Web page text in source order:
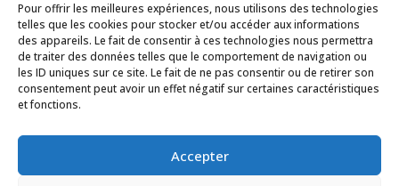
Pour offrir les meilleures expériences, nous utilisons des technologies
telles que les cookies pour stocker et/ou accéder aux informations
des appareils. Le fait de consentir à ces technologies nous permettra
de traiter des données telles que le comportement de navigation ou
les ID uniques sur ce site. Le fait de ne pas consentir ou de retirer son
consentement peut avoir un effet négatif sur certaines caractéristiques
et fonctions.
Accepter
Newsletter
Je m’abonne à la Newsletter Doc Med 7/7